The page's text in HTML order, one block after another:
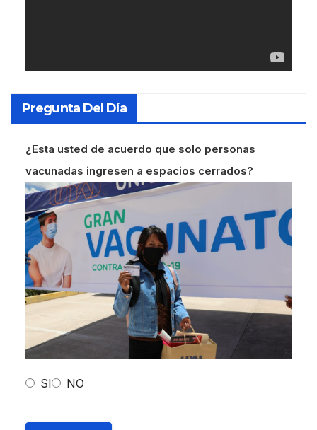
Pregunta Del Día
¿Esta usted de acuerdo que solo personas
vacunadas ingresen a espacios cerrados?
SI NO